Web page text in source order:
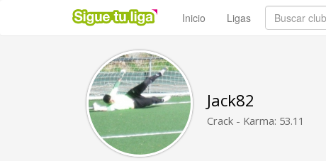
Inicio Ligas
Jack82
Crack - Karma: 53.11